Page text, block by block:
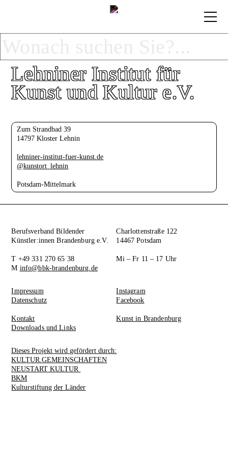
Lehniner Institut für
Kunst und Kultur e.V.
Zum Strandbad 39
14797 Kloster Lehnin
lehniner-institut-fuer-kunst.de
@kunstort_lehnin
Potsdam-Mittelmark
Berufsverband Bildender
Künstler:innen Brandenburg e.V.
T +49 331 270 65 38
M info@bbk-brandenburg.de
Charlottenstraße 122
14467 Potsdam
Mi – Fr 11 – 17 Uhr
Impressum
Datenschutz
Kontakt
Downloads und Links
Instagram
Facebook
Kunst in Brandenburg
Dieses Projekt wird gefördert durch:
KULTUR.GEMEINSCHAFTEN
NEUSTART KULTUR
BKM
Kulturstiftung der Länder